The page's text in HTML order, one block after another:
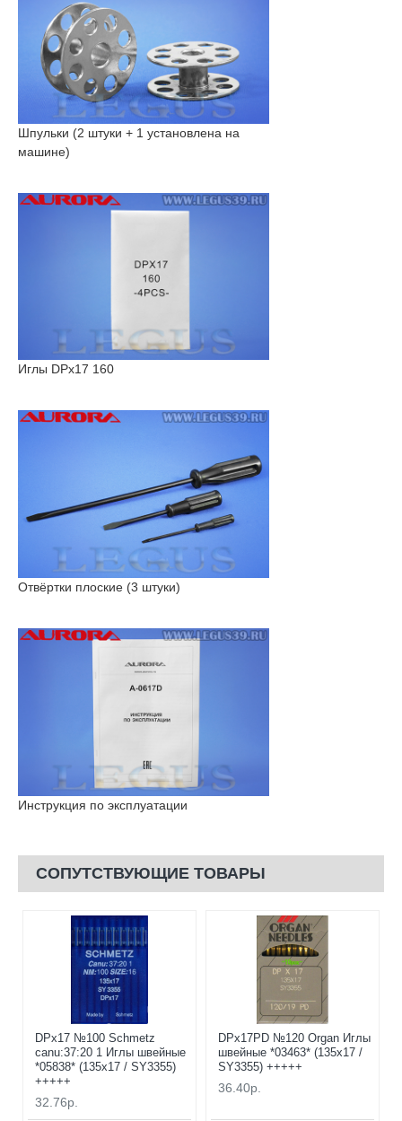
Шпульки (2 штуки + 1 установлена на
машине)
Иглы DPx17 160
Отвёртки плоские (3 штуки)
Инструкция по эксплуатации
СОПУТСТВУЮЩИЕ ТОВАРЫ
DPx17 №100 Schmetz
canu:37:20 1 Иглы швейные
*05838* (135x17 / SY3355)
+++++
32.76р.
DPx17PD №120 Organ Иглы
швейные *03463* (135x17 /
SY3355) +++++
36.40р.